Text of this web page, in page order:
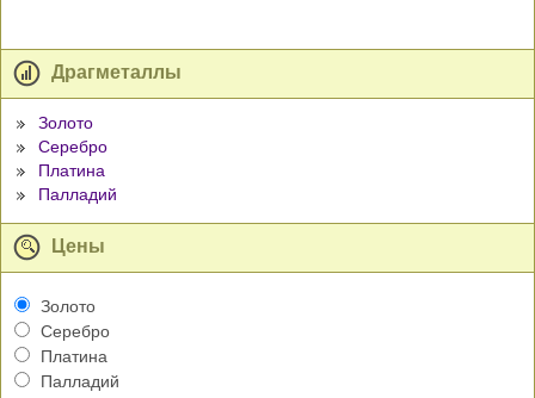
Драгметаллы
Золото
Серебро
Платина
Палладий
Цены
Золото
Серебро
Платина
Палладий